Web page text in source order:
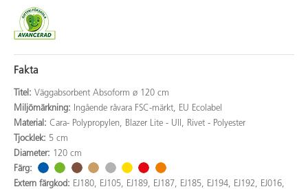
Fakta
Titel: Väggabsorbent Absoform ø 120 cm
Miljömärkning:
Ingående råvara FSC-märkt, EU Ecolabel
Material: Cara- Polypropylen, Blazer Lite - Ull, Rivet - Polyester
Tjocklek: 5 cm
Diameter: 120 cm
Färg:
Extern färgkod: EJ180, EJ105, EJ189, EJ187, EJ185, EJ194, EJ192, EJ016,